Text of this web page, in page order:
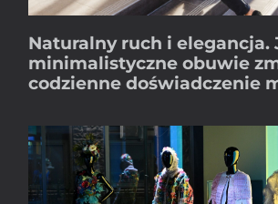
Naturalny ruch i elegancja.
minimalistyczne obuwie
codzienne doświadczenie